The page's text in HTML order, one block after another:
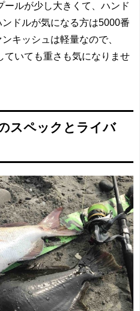
ルが少し大きくて、ハンド
ドルが気になる方は5000番
キッシュは軽量なので、
ていても重さも気になりませ
スペックとライバ